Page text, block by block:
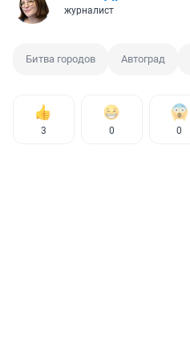
журналист
Битва городов Автоград
3 0 0